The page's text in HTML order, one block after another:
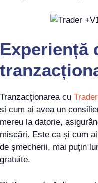
Experiență
Tranzacționarea cu
și cum ai avea un
mereu la datorie,
mișcări. Este ca și cum
de șmecherii, mai puțin
gratuite.